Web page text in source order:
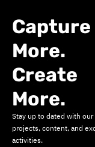
Capture
More.
Create
More.
Stay up to dated with
projects, content, and
activities.